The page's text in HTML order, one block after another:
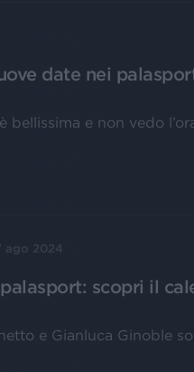
date nei
bellissima e non vedo
ago 2024
scopri il
e Gianluca Ginoble